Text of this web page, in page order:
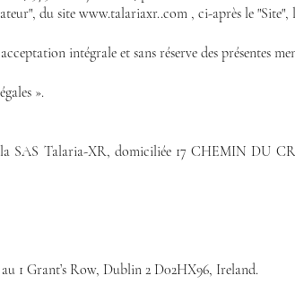
du site www.talariaxr..com , ci-après le "Site",
intégrale et sans réserve des présentes
».
SAS Talaria-XR, domiciliée 17 CHEMIN DU
1 Grant’s Row, Dublin 2 D02HX96, Ireland.